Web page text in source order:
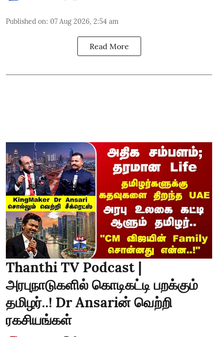
Published on: 07 Aug 2026, 2:54 am
Read More
Thanthi TV Podcast |
அரபுநாடுகளில் கொடிகட்டி பறக்கும்
தமிழர்..! Dr Ansariன் வெற்றி
ரகசியங்கள்